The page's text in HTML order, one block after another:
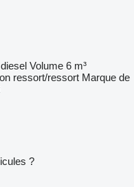
diesel Volume 6 m³
ressort/ressort Marque de
?